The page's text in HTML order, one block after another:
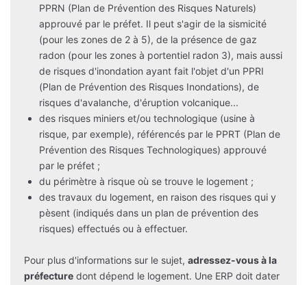
PPRN (Plan de Prévention des Risques Naturels)
approuvé par le préfet. Il peut s'agir de la sismicité
(pour les zones de 2 à 5), de la présence de gaz
radon (pour les zones à portentiel radon 3), mais aussi
de risques d'inondation ayant fait l'objet d'un PPRI
(Plan de Prévention des Risques Inondations), de
risques d'avalanche, d'éruption volcanique...
des risques miniers et/ou technologique (usine à
risque, par exemple), référencés par le PPRT (Plan de
Prévention des Risques Technologiques) approuvé
par le préfet ;
du périmètre à risque où se trouve le logement ;
des travaux du logement, en raison des risques qui y
pèsent (indiqués dans un plan de prévention des
risques) effectués ou à effectuer.
Pour plus d'informations sur le sujet, adressez-vous à la
préfecture dont dépend le logement. Une ERP doit dater